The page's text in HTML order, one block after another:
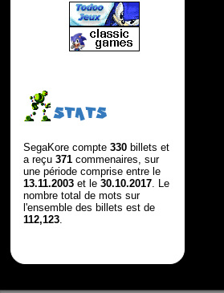
STATS
SegaKore compte 330billets et
a reçu 371commenaires, sur
une période comprise entre le
13.11.2003et le 30.10.2017. Le
nombre total de mots sur
l'ensemble des billets est de
112,123.